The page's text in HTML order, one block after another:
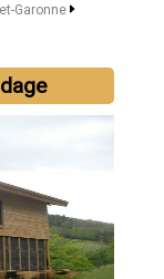
Garonne